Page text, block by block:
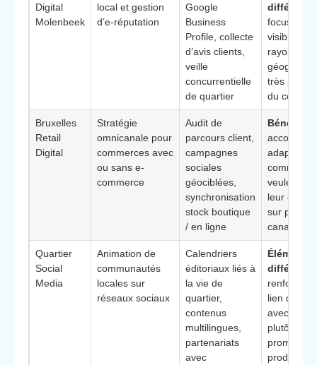
Digital
Molenbeek
local et gestion
d’e-réputation
Google
Business
Profile, collecte
d’avis clients,
veille
concurrentielle
de quartier
focus sur
visibilité
rayon
très précis
du
Bruxelles
Retail
Digital
Stratégie
omnicanale pour
commerces avec
ou sans e-
commerce
Audit de
parcours client,
campagnes
sociales
géociblées,
synchronisation
stock boutique
/ en ligne
Bénéfice
adapté aux
veulent
leur
sur
canaux
Quartier
Social
Media
Animation de
communautés
locales sur
réseaux sociaux
Calendriers
éditoriaux liés à
la vie de
quartier,
contenus
multilingues,
partenariats
avec
Élément
lien de
avec les
plutôt que
promotion
produits